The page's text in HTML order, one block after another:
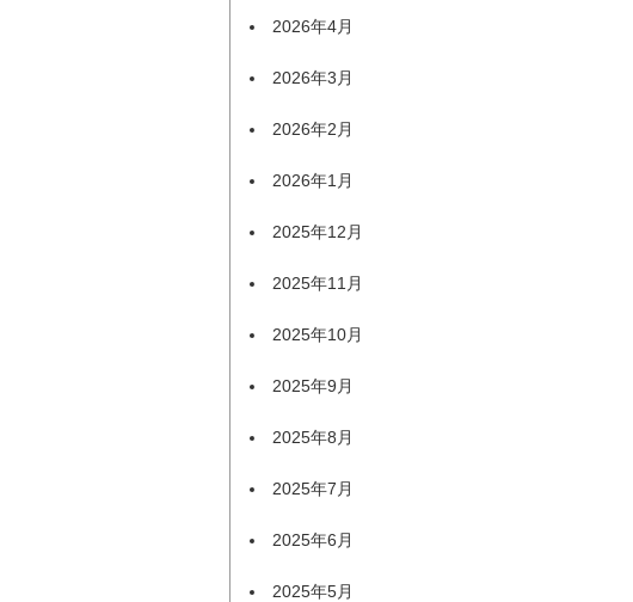
2026年4月
2026年3月
2026年2月
2026年1月
2025年12月
2025年11月
2025年10月
2025年9月
2025年8月
2025年7月
2025年6月
2025年5月